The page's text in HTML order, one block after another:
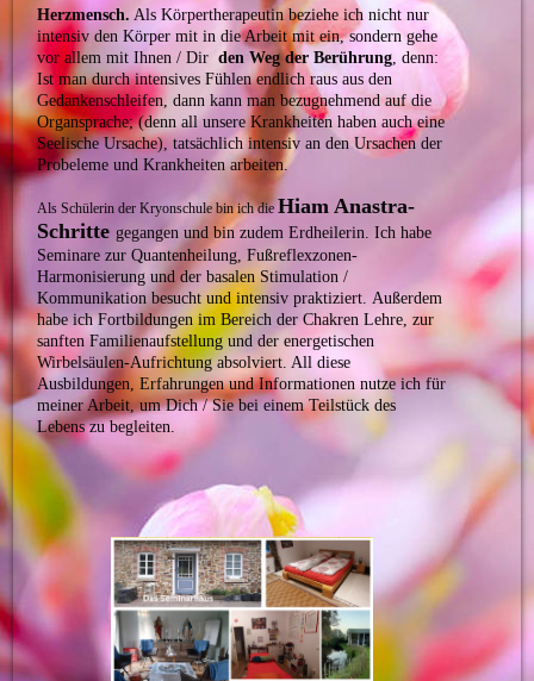
Herzmensch. Als Körpertherapeutin beziehe ich nicht nur
intensiv den Körper mit in die Arbeit mit ein, sondern gehe
vor allem mit Ihnen / Dirden Weg der Berührung, denn:
Ist man durch intensives Fühlen endlich raus aus den
Gedankenschleifen, dann kann man bezugnehmend auf die
Organsprache; (denn all unsere Krankheiten haben auch eine
Seelische Ursache), tatsächlich intensiv an den Ursachen der
Probeleme und Krankheiten arbeiten.
Als Schülerin der Kryonschule bin ich dieHiam Anastra-
Schrittegegangen und bin zudem Erdheilerin.Ich habe
Seminare zur Quantenheilung, Fußreflexzonen-
Harmonisierung und der basalen Stimulation /
Kommunikation besucht und intensiv praktiziert.Außerdem
habe ich Fortbildungen im Bereich der Chakren Lehre, zur
sanftenFamilienaufstellung und der energetischen
Wirbelsäulen-Aufrichtung absolviert.All diese
Ausbildungen, Erfahrungen und Informationen nutze ich für
meiner Arbeit,um Dich / Sie bei einem Teilstück des
Lebens zu begleiten.